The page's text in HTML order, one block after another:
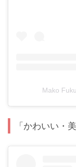
Mako
「かわいい・